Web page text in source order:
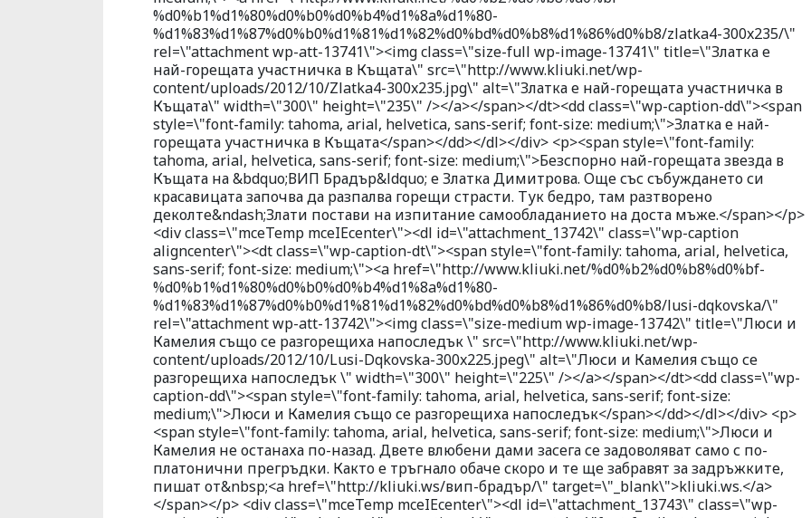
%d0%b1%d1%80%d0%b0%d0%b4%d1%8a%d1%80-
%d1%83%d1%87%d0%b0%d1%81%d1%82%d0%bd%d0%b8%d1%86%d0%b8/zlatka4-300x235/\"
rel=\"attachment wp-att-13741\"><img class=\"size-full wp-image-13741\" title=\"Златка е
най-горещата участничка в Къщата\" src=\"http://www.kliuki.net/wp-
content/uploads/2012/10/Zlatka4-300x235.jpg\" alt=\"Златка е най-горещата участничка в
Къщата\" width=\"300\" height=\"235\" /></a></span></dt><dd class=\"wp-caption-dd\"><span
style=\"font-family: tahoma, arial, helvetica, sans-serif; font-size: medium;\">Златка е най-
горещата участничка в Къщата</span></dd></dl></div> <p><span style=\"font-family:
tahoma, arial, helvetica, sans-serif; font-size: medium;\">Безспорно най-горещата звезда в
Къщата на &bdquo;ВИП Брадър&ldquo; е Златка Димитрова. Още със събуждането си
красавицата започва да разпалва горещи страсти. Тук бедро, там разтворено
деколте&ndash;Злати постави на изпитание самообладанието на доста мъже.</span></p>
<div class=\"mceTemp mceIEcenter\"><dl id=\"attachment_13742\" class=\"wp-caption
aligncenter\"><dt class=\"wp-caption-dt\"><span style=\"font-family: tahoma, arial, helvetica,
sans-serif; font-size: medium;\"><a href=\"http://www.kliuki.net/%d0%b2%d0%b8%d0%bf-
%d0%b1%d1%80%d0%b0%d0%b4%d1%8a%d1%80-
%d1%83%d1%87%d0%b0%d1%81%d1%82%d0%bd%d0%b8%d1%86%d0%b8/lusi-dqkovska/\"
rel=\"attachment wp-att-13742\"><img class=\"size-medium wp-image-13742\" title=\"Люси и
Камелия също се разгорещиха напоследък \" src=\"http://www.kliuki.net/wp-
content/uploads/2012/10/Lusi-Dqkovska-300x225.jpeg\" alt=\"Люси и Камелия също се
разгорещиха напоследък \" width=\"300\" height=\"225\" /></a></span></dt><dd class=\"wp-
caption-dd\"><span style=\"font-family: tahoma, arial, helvetica, sans-serif; font-size:
medium;\">Люси и Камелия също се разгорещиха напоследък</span></dd></dl></div> <p>
<span style=\"font-family: tahoma, arial, helvetica, sans-serif; font-size: medium;\">Люси и
Камелия не останаха по-назад. Двете влюбени дами засега се задоволяват само с по-
платонични прегръдки. Както е тръгнало обаче скоро и те ще забравят за задръжките,
пишат от&nbsp;<a href=\"http://kliuki.ws/вип-брадър/\" target=\"_blank\">kliuki.ws.</a>
</span></p> <div class=\"mceTemp mceIEcenter\"><dl id=\"attachment_13743\" class=\"wp-